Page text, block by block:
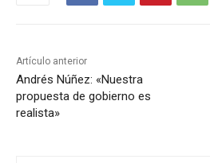
Artículo anterior
Andrés Núñez: «Nuestra
propuesta de gobierno es
realista»